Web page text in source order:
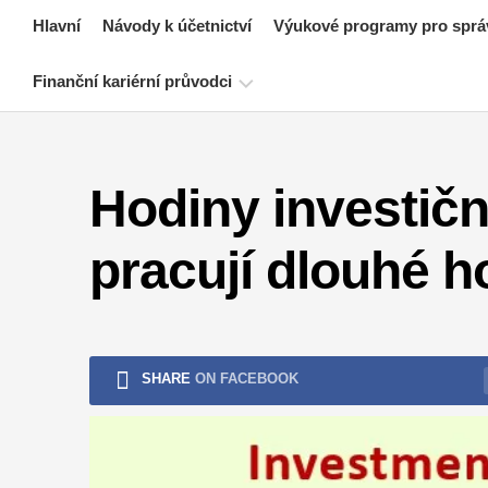
Hlavní Návody k účetnictví Výukové programy pro
Finanční kariérní průvodci
certifikaci
financí
Návody
finančnímu
Hodiny
pracují dlouhé
SHARE ON FACEBOOK